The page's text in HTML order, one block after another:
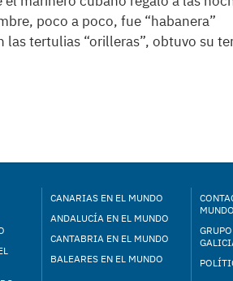
poco a poco, fue “habanera”
las tertulias “orilleras”, obtuvo su
CANARIAS EN EL MUNDO
ANDALUCÍA EN EL MUNDO
CANTABRIA EN EL MUNDO
BALEARES EN EL MUNDO